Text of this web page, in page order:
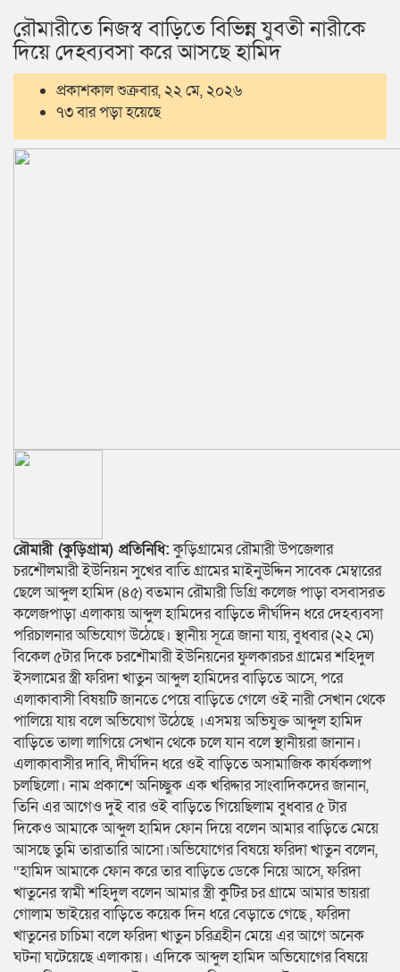
রৌমারীতে নিজস্ব বাড়িতে বিভিন্ন যুবতী নারীকে
দিয়ে দেহব্যবসা করে আসছে হামিদ
প্রকাশকাল শুক্রবার, ২২ মে, ২০২৬
৭৩ বার পড়া হয়েছে
রৌমারী (কুড়িগ্রাম) প্রতিনিধি:কুড়িগ্রামের রৌমারী উপজেলার
চরশৌলমারী ইউনিয়ন সুখের বাতি গ্রামের মাইনুউদ্দিন সাবেক মেম্বারের
ছেলে আব্দুল হামিদ (৪৫) বতমান রৌমারী ডিগ্রি কলেজ পাড়া বসবাসরত
কলেজপাড়া এলাকায় আব্দুল হামিদের বাড়িতে দীর্ঘদিন ধরে দেহব্যবসা
পরিচালনার অভিযোগ উঠেছে। স্থানীয় সূত্রে জানা যায়, বুধবার (২২ মে)
বিকেল ৫টার দিকে চরশৌমারী ইউনিয়নের ফুলকারচর গ্রামের শহিদুল
ইসলামের স্ত্রী ফরিদা খাতুন আব্দুল হামিদের বাড়িতে আসে, পরে
এলাকাবাসী বিষয়টি জানতে পেয়ে বাড়িতে গেলে ওই নারী সেখান থেকে
পালিয়ে যায় বলে অভিযোগ উঠেছে ।এসময় অভিযুক্ত আব্দুল হামিদ
বাড়িতে তালা লাগিয়ে সেখান থেকে চলে যান বলে স্থানীয়রা জানান।
এলাকাবাসীর দাবি, দীর্ঘদিন ধরে ওই বাড়িতে অসামাজিক কার্যকলাপ
চলছিলো। নাম প্রকাশে অনিচ্ছুক এক খরিদ্দার সাংবাদিকদের জানান,
তিনি এর আগেও দুই বার ওই বাড়িতে গিয়েছিলাম বুধবার ৫ টার
দিকেও আমাকে আব্দুল হামিদ ফোন দিয়ে বলেন আমার বাড়িতে মেয়ে
আসছে তুমি তারাতারি আসো।অভিযোগের বিষয়ে ফরিদা খাতুন বলেন,
“হামিদ আমাকে ফোন করে তার বাড়িতে ডেকে নিয়ে আসে, ফরিদা
খাতুনের স্বামী শহিদুল বলেন আমার স্ত্রী কুটির চর গ্রামে আমার ভায়রা
গোলাম ভাইয়ের বাড়িতে কয়েক দিন ধরে বেড়াতে গেছে , ফরিদা
খাতুনের চাচিমা বলে ফরিদা খাতুন চরিত্রহীন মেয়ে এর আগে অনেক
ঘটনা ঘটেয়েছে এলাকায়। এদিকে আব্দুল হামিদ অভিযোগের বিষয়ে